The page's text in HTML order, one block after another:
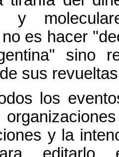
y
es hacer
sino
sus
los
y la